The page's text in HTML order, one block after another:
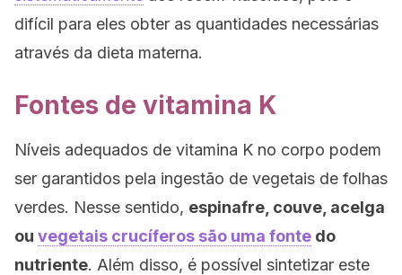
difícil para eles obter as quantidades necessárias
através da dieta materna.
Fontes de vitamina K
Níveis adequados de vitamina K no corpo podem
ser garantidos pela ingestão de vegetais de folhas
verdes. Nesse sentido, espinafre, couve, acelga
ou vegetais crucíferos são uma fonte do
nutriente. Além disso, é possível sintetizar este